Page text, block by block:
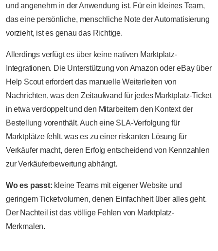
und angenehm in der Anwendung ist. Für ein kleines Team,
das eine persönliche, menschliche Note der Automatisierung
vorzieht, ist es genau das Richtige.
Allerdings verfügt es über keine nativen Marktplatz-
Integrationen. Die Unterstützung von Amazon oder eBay über
Help Scout erfordert das manuelle Weiterleiten von
Nachrichten, was den Zeitaufwand für jedes Marktplatz-Ticket
in etwa verdoppelt und den Mitarbeitern den Kontext der
Bestellung vorenthält. Auch eine SLA-Verfolgung für
Marktplätze fehlt, was es zu einer riskanten Lösung für
Verkäufer macht, deren Erfolg entscheidend von Kennzahlen
zur Verkäuferbewertung abhängt.
Wo es passt: kleine Teams mit eigener Website und
geringem Ticketvolumen, denen Einfachheit über alles geht.
Der Nachteil ist das völlige Fehlen von Marktplatz-
Merkmalen.